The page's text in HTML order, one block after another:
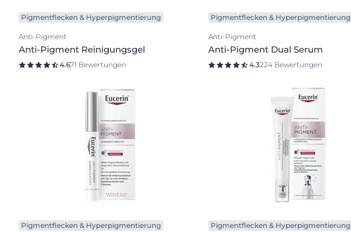
Pigmentflecken & Hyperpigmentierung
Anti-Pigment
Anti-Pigment Reinigungsgel
4.671 Bewertungen
Pigmentflecken & Hyperpigmentierung
Anti-Pigment
Anti-Pigment Dual Serum
4.3224 Bewertungen
Pigmentflecken & Hyperpigmentierung Pigmentflecken & Hyperpigmentierung